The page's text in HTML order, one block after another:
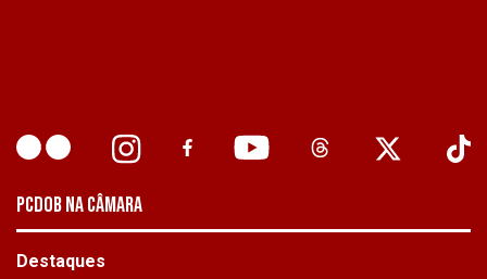
PCDOB NA CÂMARA
Destaques